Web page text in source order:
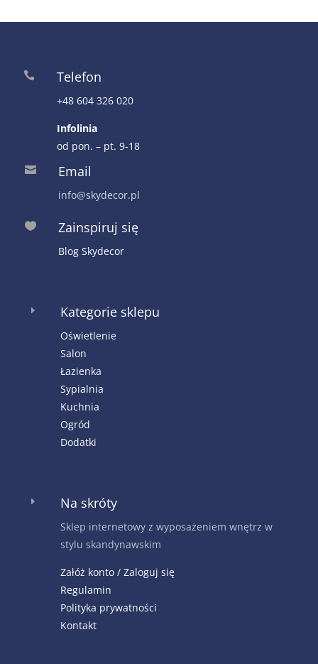
 Telefon
+48 604 326 020
Infolinia
od pon. – pt. 9-18
 Email
info@skydecor.pl
 Zainspiruj się
Blog Skydecor
E Kategorie sklepu
Oświetlenie
Salon
Łazienka
Sypialnia
Kuchnia
Ogród
Dodatki
E Na skróty
Sklep internetowy z wyposażeniem wnętrz w
stylu skandynawskim
Załóż konto / Zaloguj się
Regulamin
Polityka prywatności
Kontakt